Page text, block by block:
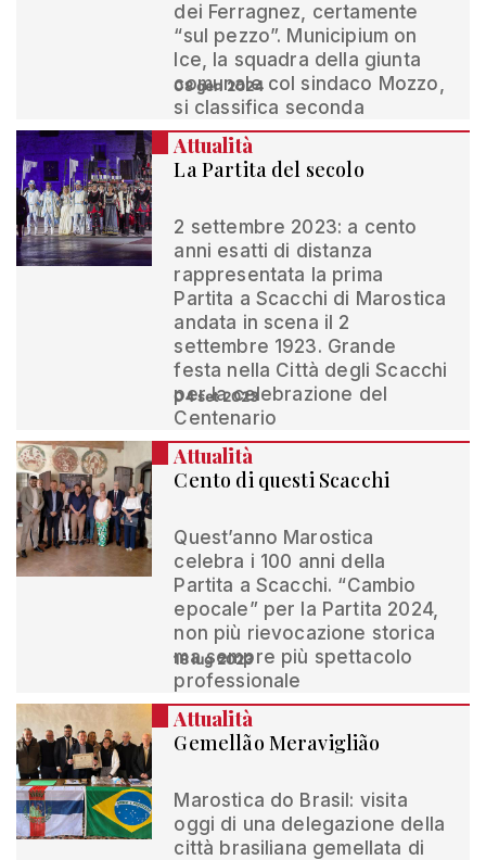
dei Ferragnez, certamente
“sul pezzo”. Municipium on
Ice, la squadra della giunta
comunale col sindaco Mozzo,
si classifica seconda
08 gen 2024
Attualità
La Partita del secolo
2 settembre 2023: a cento
anni esatti di distanza
rappresentata la prima
Partita a Scacchi di Marostica
andata in scena il 2
settembre 1923. Grande
festa nella Città degli Scacchi
per la celebrazione del
Centenario
04 set 2023
Attualità
Cento di questi Scacchi
Quest’anno Marostica
celebra i 100 anni della
Partita a Scacchi. “Cambio
epocale” per la Partita 2024,
non più rievocazione storica
ma sempre più spettacolo
professionale
18 lug 2023
Attualità
Gemellão Meraviglião
Marostica do Brasil: visita
oggi di una delegazione della
città brasiliana gemellata di